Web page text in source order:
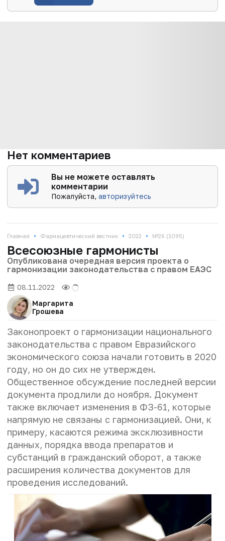
Нет комментариев
Вы не можете оставлять
комментарии
Пожалуйста,авторизуйтесь
Главная • Фармацевтический вестник • 2022 • №26 (1095)
Всесоюзные гармонисты
Опубликована очередная версия проекта о
гармонизации законодательства с правом ЕАЭС
08.11.2022
Маргарита
Грошева
Законопроект о гармонизации национального
законодательства с правом Евразийского
экономического союза начали готовить в 2020
году, но он до сих не утвержден.
Общественное обсуждение последней версии
документа продлили до ноября. Документ
также включает изменения в ФЗ-61, которые
напрямую не связаны с гармонизацией. Они, к
примеру, касаются режима эксклюзивности
данных, порядка ввода препаратов и
субстанций в гражданский оборот, а также
расширения количества документов для
проведения исследований.